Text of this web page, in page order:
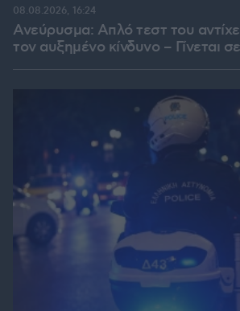
Ανεύρυσμα: Απλό τεστ του
τον αυξημένο κίνδυνο – Γίνεται
08.08.2026, 16:24